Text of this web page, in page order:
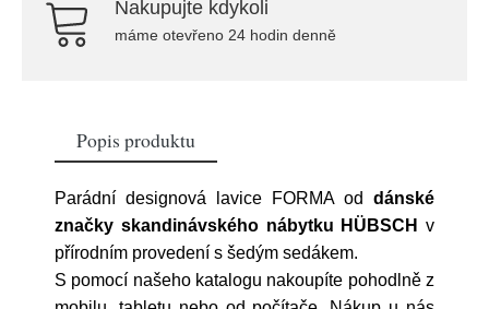
Nakupujte kdykoli
máme otevřeno 24 hodin denně
Popis produktu
Parádní designová lavice FORMA od dánské
značky skandinávského nábytku HÜBSCH v
přírodním provedení s šedým sedákem.
S pomocí našeho katalogu nakoupíte pohodlně z